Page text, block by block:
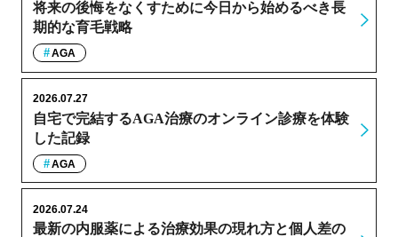
将来の後悔をなくすために今日から始めるべき長
期的な育毛戦略
AGA
自宅で完結するAGA治療のオンライン診療を体験
した記録
2026.07.27
AGA
最新の内服薬による治療効果の現れ方と個人差の
2026.07.24